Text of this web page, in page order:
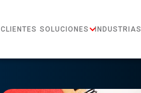
CLIENTES SOLUCIONES INDUSTRIAS